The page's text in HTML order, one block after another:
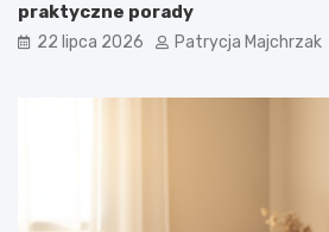
praktyczne porady
22 lipca 2026 Patrycja Majchrzak